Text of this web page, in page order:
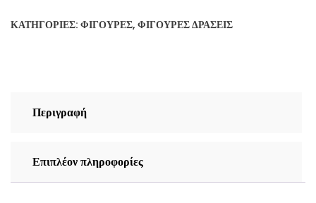
Bluegrass
Metal)
ποσότητα
ΚΑΤΗΓΟΡΊΕΣ: ΦΙΓΟΎΡΕΣ, ΦΙΓΟΎΡΕΣ ΔΡΆΣΕΙΣ
Περιγραφή
Επιπλέον πληροφορίες